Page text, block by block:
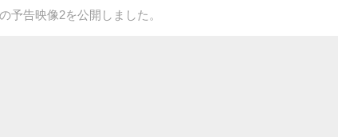
予告映像2を公開しました。